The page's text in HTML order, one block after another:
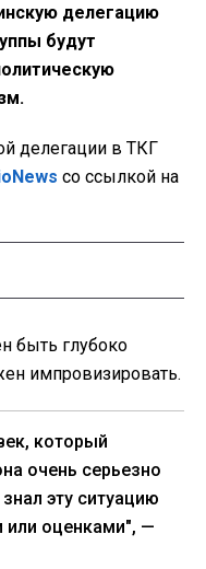
делегацию
будут
делегации в ТКГ
со ссылкой на
быть глубоко
импровизировать.
который
очень серьезно
эту ситуацию
или оценками", —